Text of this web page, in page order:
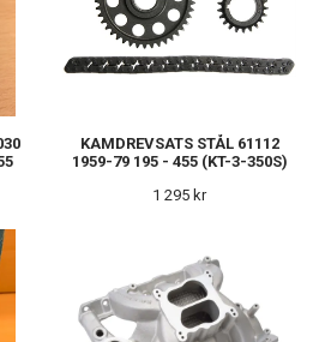
KAMDREVSATS STÅL 61112
1959-79 195 - 455 (KT-3-350S)
1 295 kr